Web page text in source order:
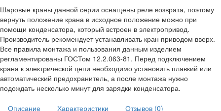
Шаровые краны данной серии оснащены реле возврата, поэтому
вернуть положение крана в исходное положение можно при
помощи конденсатора, который встроен в электропривод.
Производитель рекомендует устанавливать кран приводом вверх.
Все правила монтажа и пользования данным изделием
регламентированы ГОСТом 12.2.063-81. Перед подключением
крана к электрической цепи необходимо установить плавкий или
автоматический предохранитель, а после монтажа нужно
подождать несколько минут для зарядки конденсатора.
Описание Характеристики
Отзывов (0)